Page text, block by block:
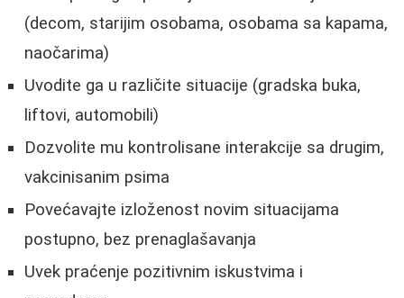
(decom, starijim osobama, osobama sa kapama,
naočarima)
Uvodite ga u različite situacije (gradska buka,
liftovi, automobili)
Dozvolite mu kontrolisane interakcije sa drugim,
vakcinisanim psima
Povećavajte izloženost novim situacijama
postupno, bez prenaglašavanja
Uvek praćenje pozitivnim iskustvima i